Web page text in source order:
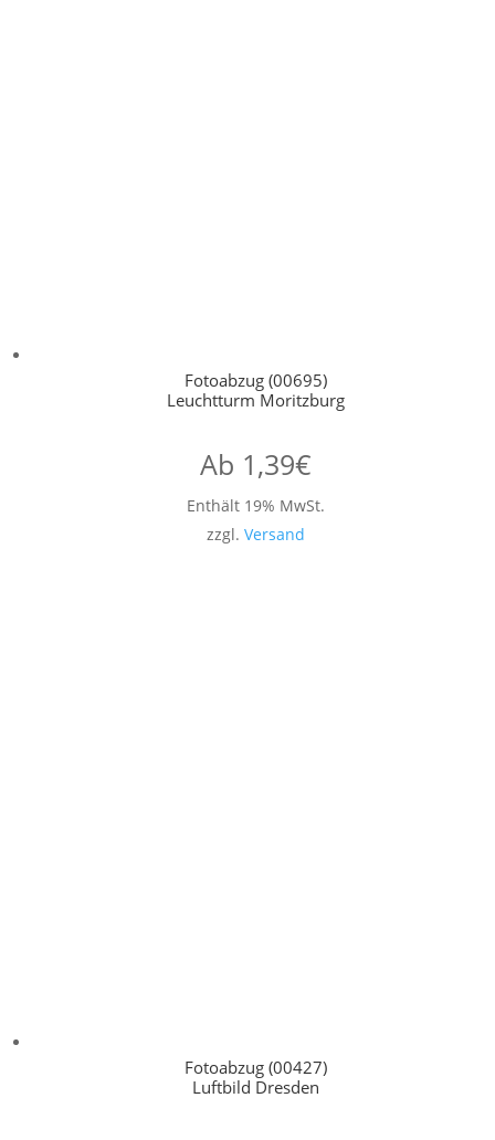
Fotoabzug (00695)
Leuchtturm Moritzburg
Ab 1,39€
Enthält 19% MwSt.
zzgl. Versand
Fotoabzug (00427)
Luftbild Dresden